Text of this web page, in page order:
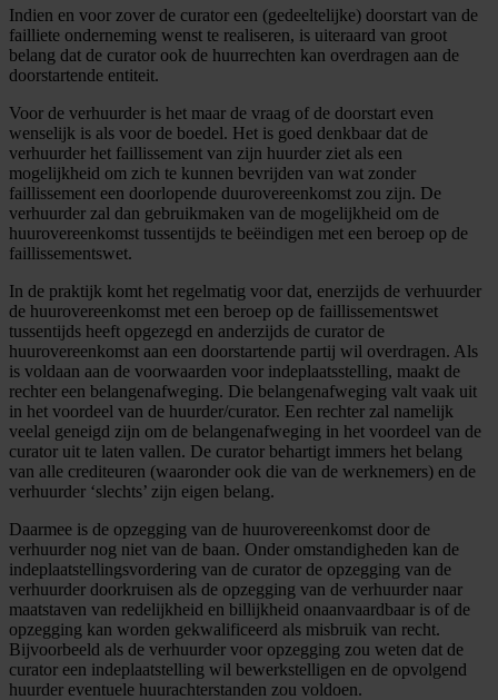
Indien en voor zover de curator een (gedeeltelijke) doorstart van de
failliete onderneming wenst te realiseren, is uiteraard van groot
belang dat de curator ook de huurrechten kan overdragen aan de
doorstartende entiteit.
Voor de verhuurder is het maar de vraag of de doorstart even
wenselijk is als voor de boedel. Het is goed denkbaar dat de
verhuurder het faillissement van zijn huurder ziet als een
mogelijkheid om zich te kunnen bevrijden van wat zonder
faillissement een doorlopende duurovereenkomst zou zijn. De
verhuurder zal dan gebruikmaken van de mogelijkheid om de
huurovereenkomst tussentijds te beëindigen met een beroep op de
faillissementswet.
In de praktijk komt het regelmatig voor dat, enerzijds de verhuurder
de huurovereenkomst met een beroep op de faillissementswet
tussentijds heeft opgezegd en anderzijds de curator de
huurovereenkomst aan een doorstartende partij wil overdragen. Als
is voldaan aan de voorwaarden voor indeplaatsstelling, maakt de
rechter een belangenafweging. Die belangenafweging valt vaak uit
in het voordeel van de huurder/curator. Een rechter zal namelijk
veelal geneigd zijn om de belangenafweging in het voordeel van de
curator uit te laten vallen. De curator behartigt immers het belang
van alle crediteuren (waaronder ook die van de werknemers) en de
verhuurder ‘slechts’ zijn eigen belang.
Daarmee is de opzegging van de huurovereenkomst door de
verhuurder nog niet van de baan. Onder omstandigheden kan de
indeplaatstellingsvordering van de curator de opzegging van de
verhuurder doorkruisen als de opzegging van de verhuurder naar
maatstaven van redelijkheid en billijkheid onaanvaardbaar is of de
opzegging kan worden gekwalificeerd als misbruik van recht.
Bijvoorbeeld als de verhuurder voor opzegging zou weten dat de
curator een indeplaatstelling wil bewerkstelligen en de opvolgend
huurder eventuele huurachterstanden zou voldoen.